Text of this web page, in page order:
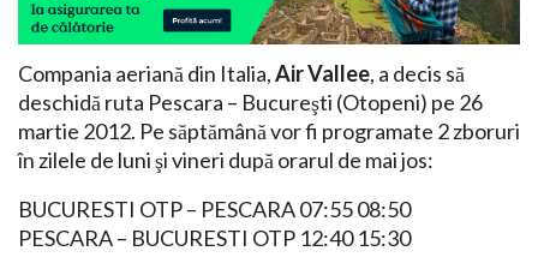
Compania aeriană din Italia,Air Vallee, a decis să
deschidă ruta Pescara – Bucureşti (Otopeni) pe 26
martie 2012. Pe săptămână vor fi programate 2 zboruri
în zilele de luni şi vineri după orarul de mai jos:
BUCURESTI OTP – PESCARA 07:55 08:50
PESCARA – BUCURESTI OTP 12:40 15:30